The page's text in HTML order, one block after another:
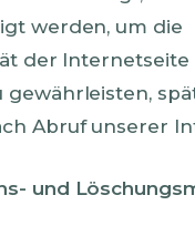
werden, um die
der Internetseite
gewährleisten,
Abruf unserer
und